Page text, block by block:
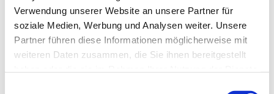
Verwendung unserer Website an unsere Partner für
soziale Medien, Werbung und Analysen weiter. Unsere
Partner führen diese Informationen möglicherweise mit
weiteren Daten zusammen, die Sie ihnen bereitgestellt